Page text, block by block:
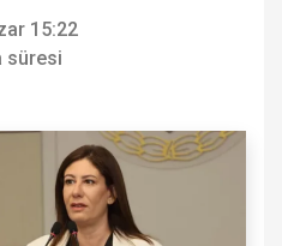
15:22
süresi